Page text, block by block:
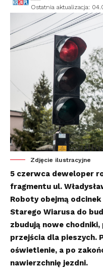
Ostatnia aktualizacja:
Zdjęcie ilustracyjne
5 czerwca deweloper
fragmentu ul.
Roboty obejmą
Starego Wiarusa do
zbudują nowe
przejścia dla pieszych.
oświetlenie, a po
nawierzchnię jezdni.